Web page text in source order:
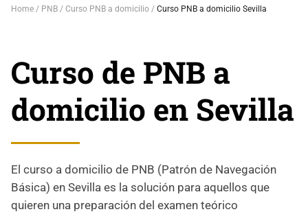
Home PNB Curso PNB a domicilio Curso PNB a domicilio Sevilla
Curso de PNB a
domicilio en Sevilla
El curso a domicilio de PNB (Patrón de Navegación
Básica) en Sevilla es la solución para aquellos que
quieren una preparación del examen teórico